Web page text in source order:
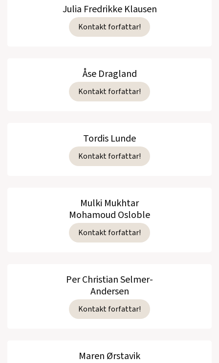
Julia Fredrikke Klausen
Kontakt forfattar!
Åse Dragland
Kontakt forfattar!
Tordis Lunde
Kontakt forfattar!
Mulki Mukhtar
Mohamoud Osloble
Kontakt forfattar!
Per Christian Selmer-
Andersen
Kontakt forfattar!
Maren Ørstavik